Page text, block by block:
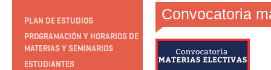
PLAN DE ESTUDIOS
PROGRAMACIÓN Y HORARIOS DE
MATERIAS Y SEMINARIOS
ESTUDIANTES
Convocatoria